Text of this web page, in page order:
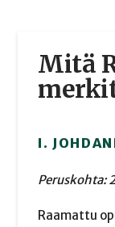
Mitä
I.
Peruskohta:
Raamattu